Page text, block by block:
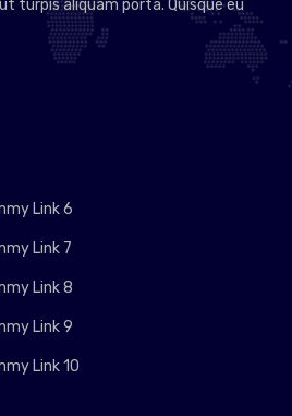
turpis aliquam porta. Quisque eu
Link 6
Link 7
Link 8
Link 9
Link 10